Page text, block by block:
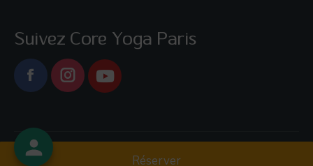
Suivez Core Yoga Paris
Facebook
Réserver